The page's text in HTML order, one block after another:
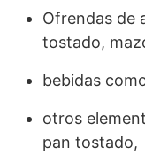
Ofrendas de
tostado,
bebidas
otros
pan tostado,